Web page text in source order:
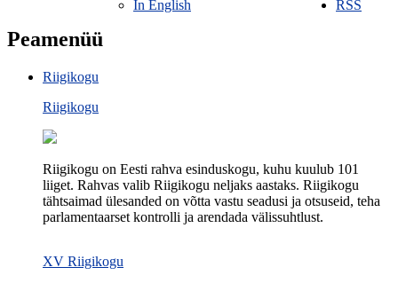
RSS
In English
Peamenüü
Riigikogu
Riigikogu
Riigikogu on Eesti rahva esinduskogu, kuhu kuulub 101
liiget. Rahvas valib Riigikogu neljaks aastaks. Riigikogu
tähtsaimad ülesanded on võtta vastu seadusi ja otsuseid, teha
parlamentaarset kontrolli ja arendada välissuhtlust.
XV Riigikogu